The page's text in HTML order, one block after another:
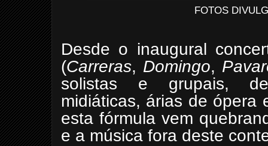
FOTOS
Desde o inaugural
(Carreras, Domingo,
solistas e grupais, de
midiáticas, árias de ópera
esta fórmula vem
e a música fora deste